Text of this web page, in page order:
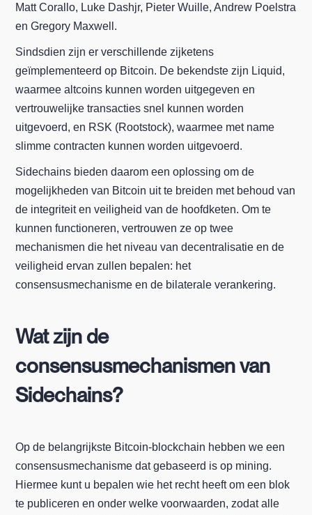
Matt Corallo, Luke Dashjr, Pieter Wuille, Andrew Poelstra
en Gregory Maxwell.
Sindsdien zijn er verschillende zijketens
geïmplementeerd op Bitcoin. De bekendste zijn Liquid,
waarmee altcoins kunnen worden uitgegeven en
vertrouwelijke transacties snel kunnen worden
uitgevoerd, en RSK (Rootstock), waarmee met name
slimme contracten kunnen worden uitgevoerd.
Sidechains bieden daarom een oplossing om de
mogelijkheden van Bitcoin uit te breiden met behoud van
de integriteit en veiligheid van de hoofdketen. Om te
kunnen functioneren, vertrouwen ze op twee
mechanismen die het niveau van decentralisatie en de
veiligheid ervan zullen bepalen: het
consensusmechanisme en de bilaterale verankering.
Wat zijn de
consensusmechanismen van
Sidechains?
Op de belangrijkste Bitcoin-blockchain hebben we een
consensusmechanisme dat gebaseerd is op mining.
Hiermee kunt u bepalen wie het recht heeft om een blok
te publiceren en onder welke voorwaarden, zodat alle